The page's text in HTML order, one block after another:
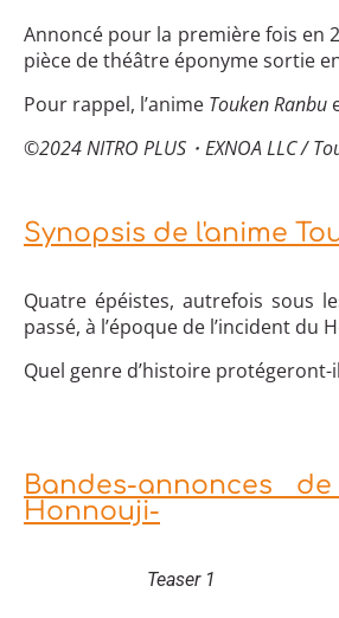
Annoncé pour la première fois en
pièce de théâtre éponyme sortie
Pour rappel, l’anime Touken Ranbu
©2024 NITRO PLUS・EXNOA LLC /
Synopsis de l'anime
Quatre épéistes, autrefois sous
passé, à l’époque de l’incident du
Quel genre d’histoire
Bandes-annonces
Honnouji-
Teaser 1